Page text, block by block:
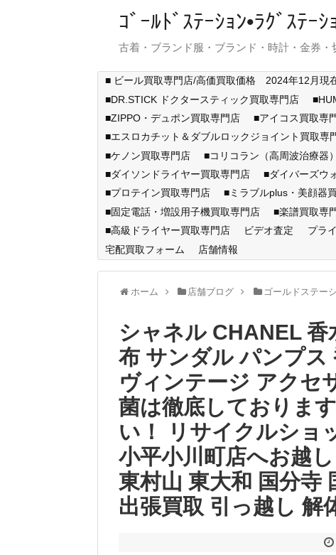
ｺﾞｰﾙﾄﾞｽﾃｰｼｮﾝ•ﾗｸﾞｽﾃｰ
古着・ブランド服・ブランド・時計・金券
■ ビール買取専門店/高価買取価格 2024年12月現
■DR.STICK ドクタースティック買取専門店
■ZIPPO・デュポン買取専門店
■アイコス買取専
■エスロカチット＆ダブルロックジョイント買取専
■ケノン買取専門店
■コリコラン（高周波治療器
■ダイソンドライヤー買取専門店
■ダイバーズウ
■プロテイン買取専門店
■ミラブルplus・美顔器
■固定電話・増設用子機買取専門店
■楽譜買取専
■高級ドライヤー買取専門店
ビデオ査定 プラ
宅配買取フォーム
店舗情報
ホーム 店舗ブログ ゴールドステー
シャネル CHANEL
布 サンダル パンプス
ヴィンテージ アクセ
菌は徹底しておりま
い！ リサイクルショ
小平小川町店へお越
東村山 東大和 国分寺
出張買取 引っ越し 解